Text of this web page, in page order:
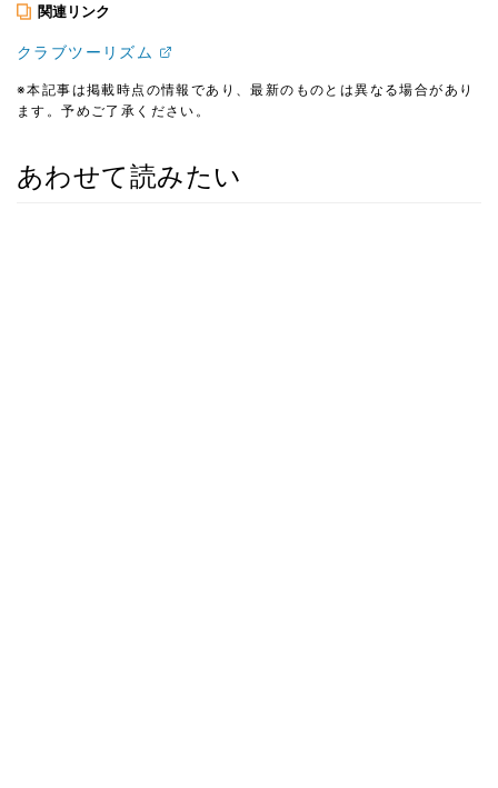
関連リンク
クラブツーリズム
※本記事は掲載時点の情報であり、最新のものとは異なる場合があり
ます。予めご了承ください。
あわせて読みたい